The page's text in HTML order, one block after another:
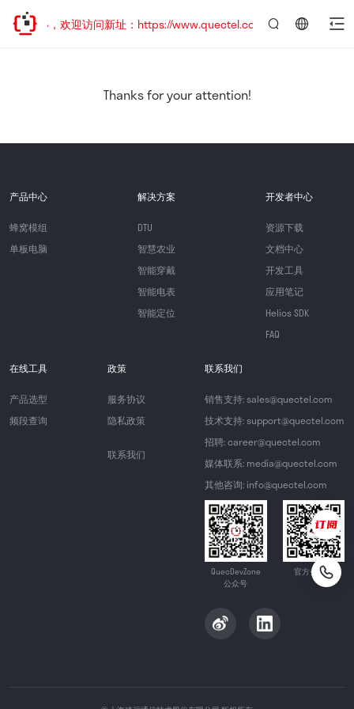
已迁移，欢迎访问新址：https://www.quectel.com.cn
Thanks for your attention!
产品中心
蜂窝模组
单板电脑
解决方案
DTU
智慧农业
智能穿戴
智能电表
智能定位
开发者中心
资源下载
文档中心
开发工具
应用笔记
Helios SDK
FAQ
在线工具
产品选型
频段查询
政策
服务协议
隐私政策
联系我们
联系我们
销售支持: sales@quectel.com
技术支持: support@quectel.com
招聘: career@quectel.com
媒体联系: media@quectel.com
其他咨询: info@quectel.com
QuecDevZone
公众号
官方公众号